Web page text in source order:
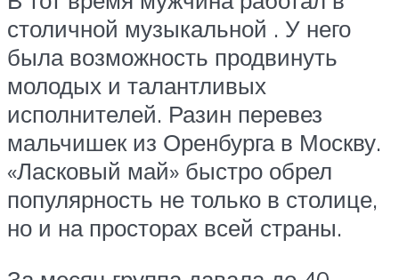
столичной музыкальной . У него
была возможность продвинуть
молодых и талантливых
исполнителей. Разин перевез
мальчишек из Оренбурга в Москву.
«Ласковый май» быстро обрел
популярность не только в столице,
но и на просторах всей страны.